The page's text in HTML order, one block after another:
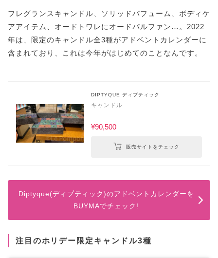
フレグランスキャンドル、ソリッドパフューム、ボディケ
アアイテム、オードトワレにオードパルファン…。2022
年は、限定のキャンドル全3種がアドベントカレンダーに
含まれており、これは今年がはじめてのことなんです。
DIPTYQUE ディプティック
キャンドル
¥90,500
販売サイトをチェック
Diptyque(ディプティック)のアドベントカレンダーを
BUYMAでチェック!
注目のホリデー限定キャンドル3種